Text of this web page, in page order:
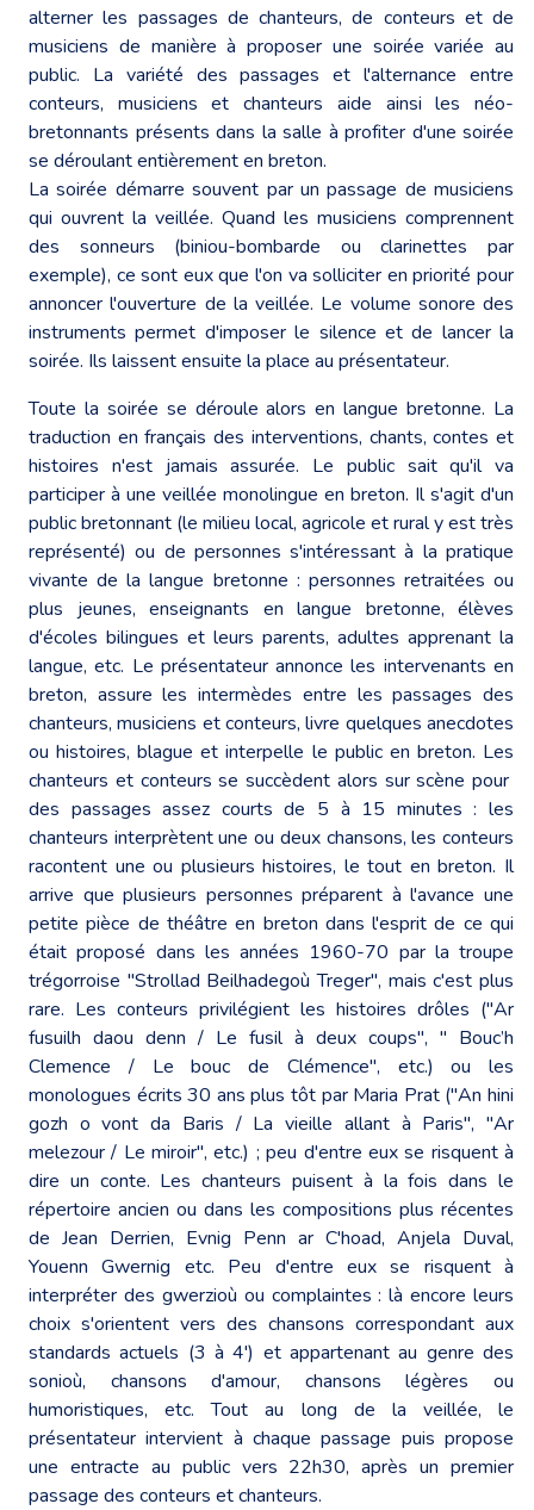
alterner les passages de chanteurs, de conteurs et de
musiciens de manière à proposer une soirée variée au
public. La variété des passages et l'alternance entre
conteurs, musiciens et chanteurs aide ainsi les néo-
bretonnants présents dans la salle à profiter d'une soirée
se déroulant entièrement en breton.
La soirée démarre souvent par un passage de musiciens
qui ouvrent la veillée. Quand les musiciens comprennent
des sonneurs (biniou-bombarde ou clarinettes par
exemple), ce sont eux que l'on va solliciter en priorité pour
annoncer l'ouverture de la veillée. Le volume sonore des
instruments permet d'imposer le silence et de lancer la
soirée. Ils laissent ensuite la place au présentateur.
Toute la soirée se déroule alors en langue bretonne. La
traduction en français des interventions, chants, contes et
histoires n'est jamais assurée. Le public sait qu'il va
participer à une veillée monolingue en breton. Il s'agit d'un
public bretonnant (le milieu local, agricole et rural y est très
représenté) ou de personnes s'intéressant à la pratique
vivante de la langue bretonne : personnes retraitées ou
plus jeunes, enseignants en langue bretonne, élèves
d'écoles bilingues et leurs parents, adultes apprenant la
langue, etc. Le présentateur annonce les intervenants en
breton, assure les intermèdes entre les passages des
chanteurs, musiciens et conteurs, livre quelques anecdotes
ou histoires, blague et interpelle le public en breton. Les
chanteurs et conteurs se succèdent alors sur scène pour
des passages assez courts de 5 à 15 minutes : les
chanteurs interprètent une ou deux chansons, les conteurs
racontent une ou plusieurs histoires, le tout en breton. Il
arrive que plusieurs personnes préparent à l'avance une
petite pièce de théâtre en breton dans l'esprit de ce qui
était proposé dans les années 1960-70 par la troupe
trégorroise "Strollad Beilhadegoù Treger", mais c'est plus
rare. Les conteurs privilégient les histoires drôles ("Ar
fusuilh daou denn / Le fusil à deux coups", " Bouc’h
Clemence / Le bouc de Clémence", etc.) ou les
monologues écrits 30 ans plus tôt par Maria Prat ("An hini
gozh o vont da Baris / La vieille allant à Paris", "Ar
melezour / Le miroir", etc.) ; peu d'entre eux se risquent à
dire un conte. Les chanteurs puisent à la fois dans le
répertoire ancien ou dans les compositions plus récentes
de Jean Derrien, Evnig Penn ar C'hoad, Anjela Duval,
Youenn Gwernig etc. Peu d'entre eux se risquent à
interpréter des gwerzioù ou complaintes : là encore leurs
choix s'orientent vers des chansons correspondant aux
standards actuels (3 à 4') et appartenant au genre des
sonioù, chansons d'amour, chansons légères ou
humoristiques, etc. Tout au long de la veillée, le
présentateur intervient à chaque passage puis propose
une entracte au public vers 22h30, après un premier
passage des conteurs et chanteurs.